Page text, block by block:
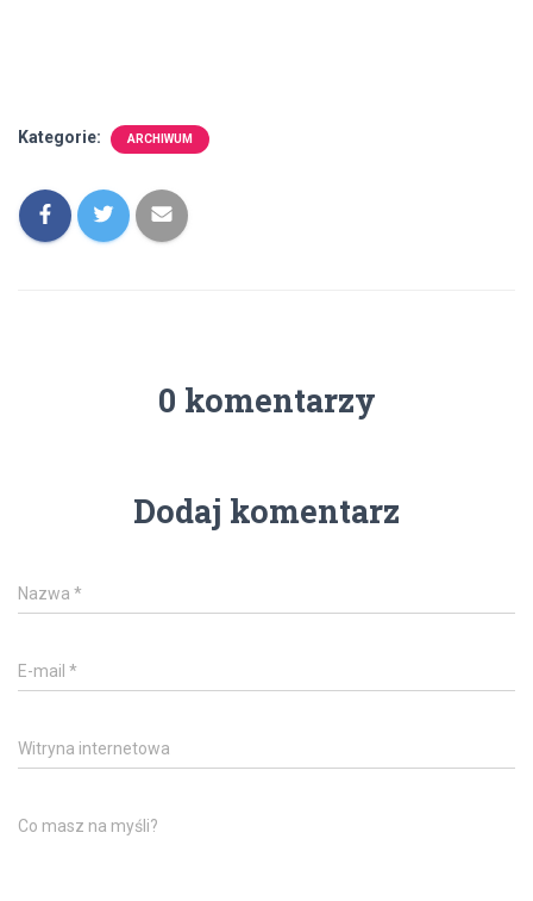
Kategorie: ARCHIWUM
0 komentarzy
Dodaj komentarz
Nazwa *
E-mail *
Witryna internetowa
Co masz na myśli?